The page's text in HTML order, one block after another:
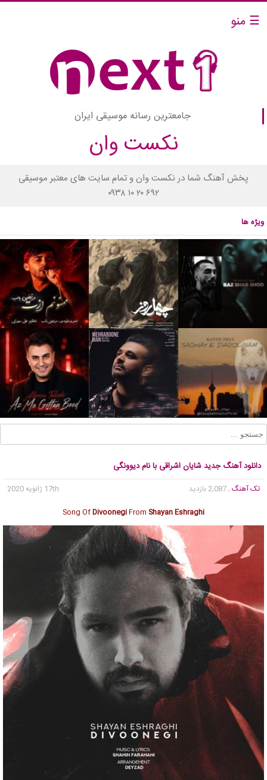
☰ منو
جامعترین رسانه موسیقی ایران
نکست وان
پخش آهنگ شما در نکست وان و تمام سایت های معتبر موسیقی
۰۹۳۸ ۱۰ ۲۰ ۶۹۲
ویژه ها
دانلود آهنگ جدید شایان اشراقی با نام دیوونگی
تک آهنگ , 2,087 بازدید
17th ژانویه 2020
Song OfDivoonegiFrom Shayan Eshraghi